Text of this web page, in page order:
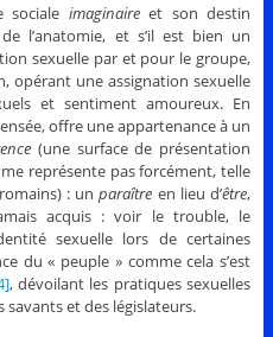
sociale imaginaireet son destin
l’anatomie, et s’il est bien un
sexuelle par et pour le groupe,
opérant une assignation sexuelle
et sentiment amoureux. En
offre une appartenance à un
(une surface de présentation
représente pas forcément, telle
: unparaître en lieu d’être,
acquis : voir le trouble, le
sexuelle lors de certaines
du « peuple » comme cela s’est
, dévoilant les pratiques sexuelles
savants et des législateurs.